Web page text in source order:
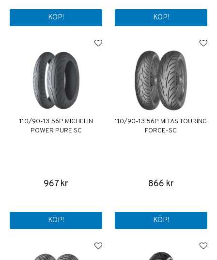
KÖP! KÖP!
110/90-13 56P MICHELIN
POWER PURE SC
967 kr
KÖP!
110/90-13 56P MITAS TOURING
FORCE-SC
866 kr
KÖP!